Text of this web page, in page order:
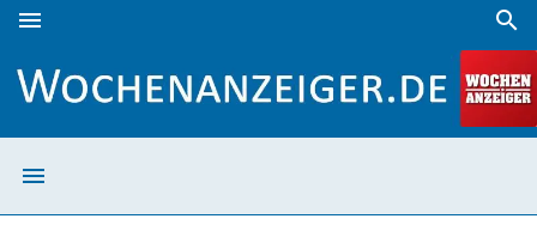
menu search
menu